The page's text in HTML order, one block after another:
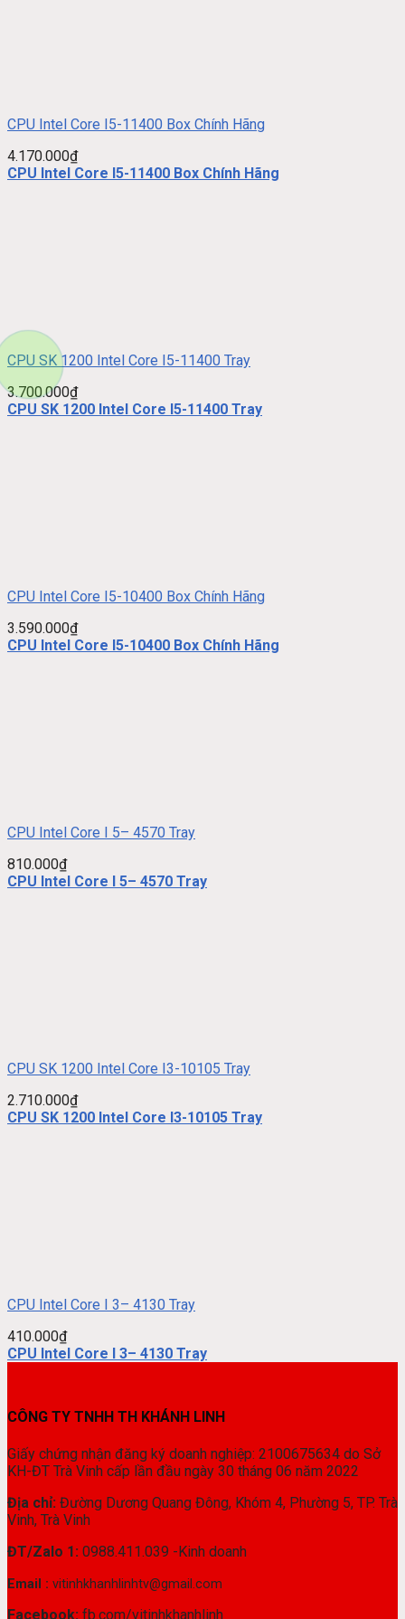
CPU Intel Core I5-11400 Box Chính Hãng
4.170.000₫
CPU Intel Core I5-11400 Box Chính Hãng
CPU SK 1200 Intel Core I5-11400 Tray
3.700.000₫
CPU SK 1200 Intel Core I5-11400 Tray
CPU Intel Core I5-10400 Box Chính Hãng
3.590.000₫
CPU Intel Core I5-10400 Box Chính Hãng
CPU Intel Core I 5– 4570 Tray
810.000₫
CPU Intel Core I 5– 4570 Tray
CPU SK 1200 Intel Core I3-10105 Tray
2.710.000₫
CPU SK 1200 Intel Core I3-10105 Tray
CPU Intel Core I 3– 4130 Tray
410.000₫
CPU Intel Core I 3– 4130 Tray
CÔNG TY TNHH TH KHÁNH LINH
Giấy chứng nhận đăng ký doanh nghiệp: 2100675634 do Sở
KH-ĐT Trà Vinh cấp lần đầu ngày 30 tháng 06 năm 2022
Địa chỉ: Đường Dương Quang Đông, Khóm 4, Phường 5, TP. Trà
Vinh, Trà Vinh
ĐT/Zalo 1: 0988.411.039 -Kinh doanh
Email : vitinhkhanhlinhtv@gmail.com
Facebook: fb.com/vitinhkhanhlinh